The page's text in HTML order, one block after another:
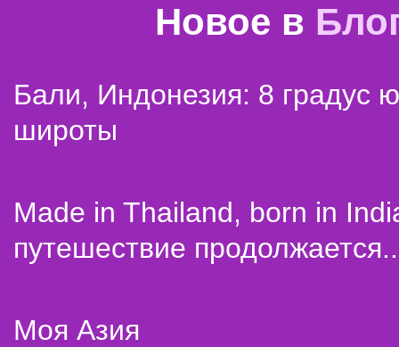
Новое в
Бали, Индонезия: 8 градус
широты
Made in Thailand, born in
путешествие
Моя Азия